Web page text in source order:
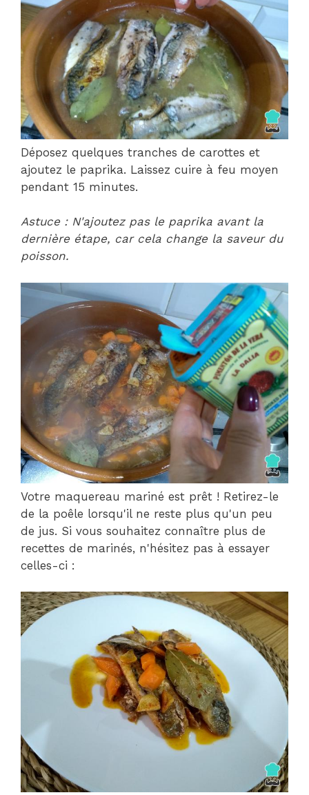
Déposez quelques tranches de carottes et
ajoutez le paprika. Laissez cuire à feu moyen
pendant 15 minutes.
Astuce : N'ajoutez pas le paprika avant la
dernière étape, car cela change la saveur du
poisson.
Votre maquereau mariné est prêt ! Retirez-le
de la poêle lorsqu'il ne reste plus qu'un peu
de jus. Si vous souhaitez connaître plus de
recettes de marinés, n'hésitez pas à essayer
celles-ci :